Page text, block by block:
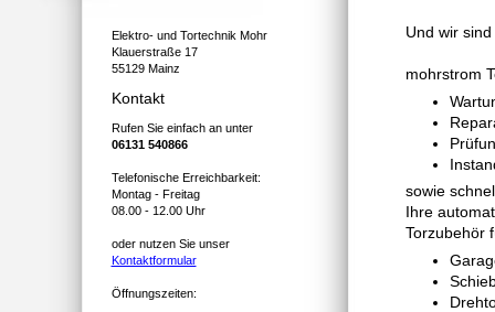
Und wir
mohrstrom
sowie
Ihre
Torzubehör
Elektro- und Tortechnik Mohr
Klauerstraße 17
55129 Mainz
Kontakt
Rufen Sie einfach an unter
06131 540866
Telefonische Erreichbarkeit:
Montag - Freitag
08.00 - 12.00 Uhr
oder nutzen Sie unser
Kontaktformular
Öffnungszeiten: